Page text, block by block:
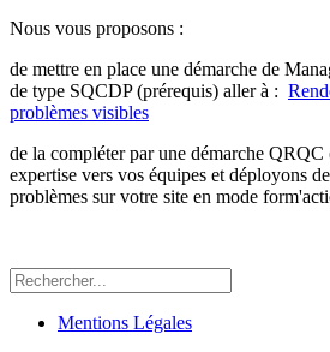
Nous vous proposons :
de mettre en place une démarche de
de type SQCDP (prérequis) aller à :
problèmes visibles
de la compléter par une démarche QRQC
expertise vers vos équipes et déployons
problèmes sur votre site en mode
Mentions Légales